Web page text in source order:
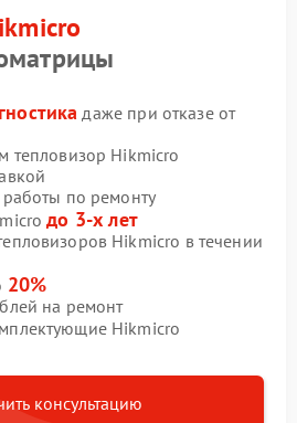
даже при отказе от
тепловизор Hikmicro
по ремонту
до 3-х лет
Hikmicro в течении
20%
на ремонт
Hikmicro
консультацию